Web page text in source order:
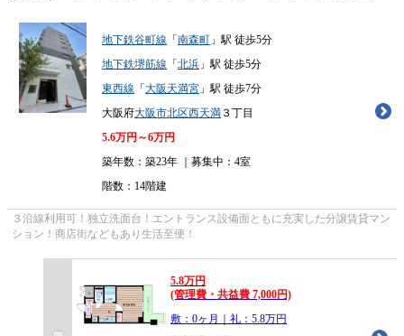
地下鉄谷町線 「 南森町 」駅 徒歩5分
地下鉄堺筋線 「 北浜 」駅 徒歩5分
東西線 「 大阪天満宮 」駅 徒歩7分
大阪府大阪市北区西天満 ３丁目
5.6万円～6万円
築年数：築23年 ｜募集中： 4室
階数：14階建
３沿線利用可！独立洗面台！エントランス設備面ともに充実した分譲賃貸マン
ション！商店街などもあり生活至便！
5.8万円
(管理費・共益費 7,000円)
敷：0ヶ月｜礼：5.8万円